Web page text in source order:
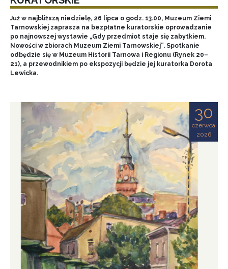
Już w najbliższą niedzielę, 26 lipca o godz. 13.00, Muzeum Ziemi
Tarnowskiej zaprasza na bezpłatne kuratorskie oprowadzanie
po najnowszej wystawie „Gdy przedmiot staje się zabytkiem.
Nowości w zbiorach Muzeum Ziemi Tarnowskiej”. Spotkanie
odbędzie się w Muzeum Historii Tarnowa i Regionu (Rynek 20–
21), a przewodnikiem po ekspozycji będzie jej kuratorka Dorota
Lewicka.
30
czerwca
2026